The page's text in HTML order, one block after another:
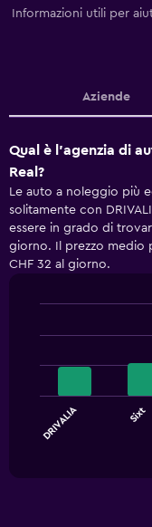
Informazioni utili per
Aziende
Qual è l'agenzia di
Real?
Le auto a noleggio più
solitamente con
essere in grado di
giorno. Il prezzo medio
CHF 32 al giorno.
chart
chart
graphic.
DRIVALIA Sixt
End